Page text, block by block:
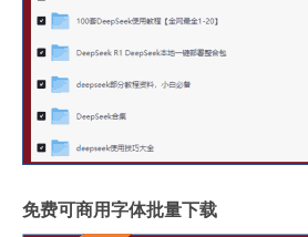
免费可商用字体批量下载